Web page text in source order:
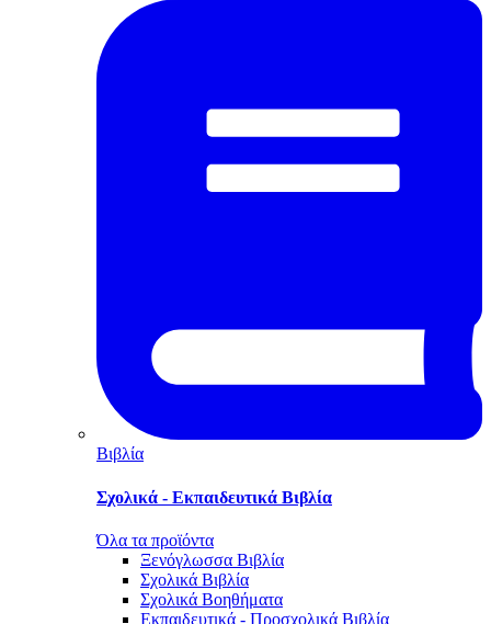
Βιβλία
Σχολικά - Εκπαιδευτικά Βιβλία
Όλα τα προϊόντα
Ξενόγλωσσα Βιβλία
Σχολικά Βιβλία
Σχολικά Βοηθήματα
Εκπαιδευτικά - Προσχολικά Βιβλία